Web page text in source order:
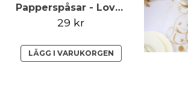
Papperspåsar - Love - Brun
29 kr
LÄGG I VARUKORGENSkicka fråga